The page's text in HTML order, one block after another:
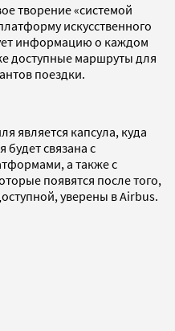
творение «системой
искусственного
информацию о каждом
доступные маршруты для
поездки.
является капсула, куда
связана с
а также с
появятся после того,
уверены в Airbus.